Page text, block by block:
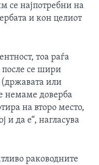
се најпотребни на
и кон целиот
тоа раѓа
после се шири
или
немаме доверба
на второ место,
и да е“, нагласува
раководните